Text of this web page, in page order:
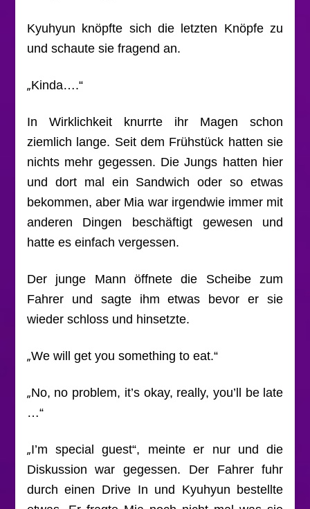
Kyuhyun knöpfte sich die letzten Knöpfe zu
und schaute sie fragend an.
„Kinda….“
In Wirklichkeit knurrte ihr Magen schon
ziemlich lange. Seit dem Frühstück hatten sie
nichts mehr gegessen. Die Jungs hatten hier
und dort mal ein Sandwich oder so etwas
bekommen, aber Mia war irgendwie immer mit
anderen Dingen beschäftigt gewesen und
hatte es einfach vergessen.
Der junge Mann öffnete die Scheibe zum
Fahrer und sagte ihm etwas bevor er sie
wieder schloss und hinsetzte.
„We will get you something to eat.“
„No, no problem, it’s okay, really, you’ll be late
…“
„I’m special guest“, meinte er nur und die
Diskussion war gegessen. Der Fahrer fuhr
durch einen Drive In und Kyuhyun bestellte